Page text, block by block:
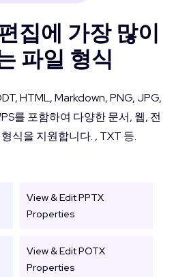
집에 가장 많이
파일 형식
HTML, Markdown, PNG, JPG,
를 포함하여 다양한 문서, 웹, 전
식을 지원합니다. , TXT 등.
View & Edit PPTX
Properties
View & Edit POTX
Properties